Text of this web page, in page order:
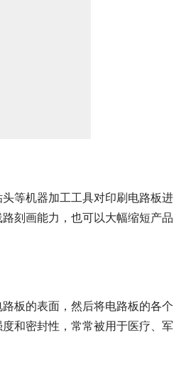
等机器加工工具对印刷电路板进
刻画能力，也可以大幅缩短产品
板的表面，然后将电路板的各个
和密封性，常常被用于医疗、军